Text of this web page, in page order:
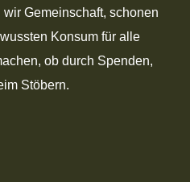
Gemeinschaft, schonen
Konsum für alle
ob durch Spenden,
Stöbern.